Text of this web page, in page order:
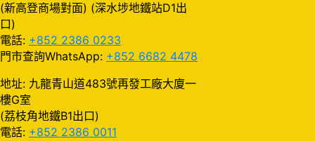
(新高登商場對面) (深水埗地鐵站D1出
口)
電話: +852 2386 0233
門市查詢WhatsApp: +852 6682 4478
地址: 九龍青山道483號再發工廠大廈一
樓G室
(荔枝角地鐵B1出口)
電話: +852 2386 0011